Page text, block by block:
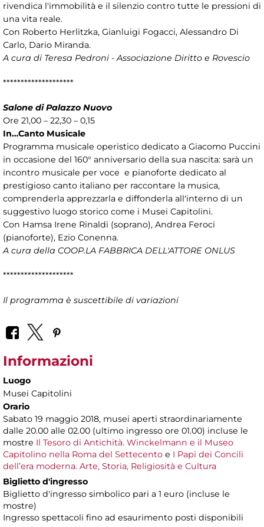
rivendica l'immobilità e il silenzio contro tutte le pressioni di
una vita reale.
Con Roberto Herlitzka, Gianluigi Fogacci, Alessandro Di
Carlo, Dario Miranda.
A cura di Teresa Pedroni - Associazione Diritto e Rovescio
********************
Salone di Palazzo Nuovo
Ore 21,00 – 22,30 – 0,15
In…Canto Musicale
Programma musicale operistico dedicato a Giacomo Puccini
in occasione del 160° anniversario della sua nascita: sarà un
incontro musicale per voce e pianoforte dedicato al
prestigioso canto italiano per raccontare la musica,
comprenderla apprezzarla e diffonderla all'interno di un
suggestivo luogo storico come i Musei Capitolini.
Con Hamsa Irene Rinaldi (soprano), Andrea Feroci
(pianoforte), Ezio Conenna.
A cura della COOP.LA FABBRICA DELL'ATTORE ONLUS
********************
Il programma è suscettibile di variazioni
Informazioni
Luogo
Musei Capitolini
Orario
Sabato 19 maggio 2018, musei aperti straordinariamente
dalle 20.00 alle 02.00 (ultimo ingresso ore 01.00) incluse le
mostre Il Tesoro di Antichità. Winckelmann e il Museo
Capitolino nella Roma del Settecento e I Papi dei Concili
dell’era moderna. Arte, Storia, Religiosità e Cultura
Biglietto d'ingresso
Biglietto d'ingresso simbolico pari a 1 euro (incluse le
mostre)
Ingresso spettacoli fino ad esaurimento posti disponibili